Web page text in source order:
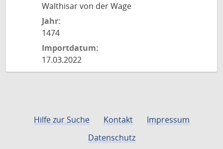
Walthisar von der Wage
Jahr:
1474
Importdatum:
17.03.2022
Hilfe zur Suche Kontakt
Impressum
Datenschutz